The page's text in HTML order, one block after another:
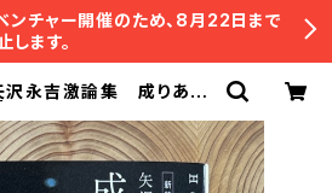
ンチャー開催のため、8月22日まで
ます。
永吉激論集 成りあが